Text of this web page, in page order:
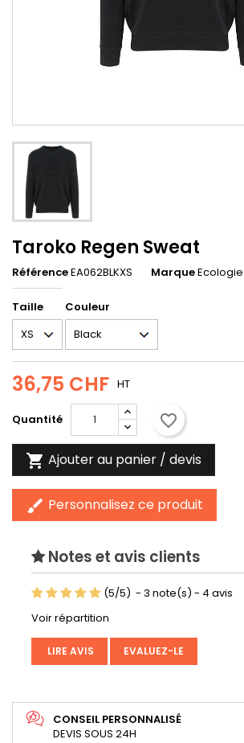
Taroko Regen Sweat
RéférenceEA062BLKXS MarqueEcologie
Taille Couleur
36,75 CHF HT
Quantité favorite_border
 Ajouter au panier / devis
brush Personnalisez ce produit
Notes et avis clients
(5/5) - 3 note(s) - 4 avis
Voir répartition
LIRE AVIS EVALUEZ-LE
CONSEIL PERSONNALISÉ
DEVIS SOUS 24H